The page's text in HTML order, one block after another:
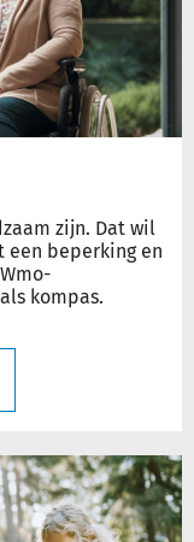
zijn. Dat wil
een beperking en
kompas.